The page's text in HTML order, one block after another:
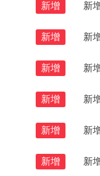
新增 新
新增 新
新增 新
新增 新
新增 新
新增 新